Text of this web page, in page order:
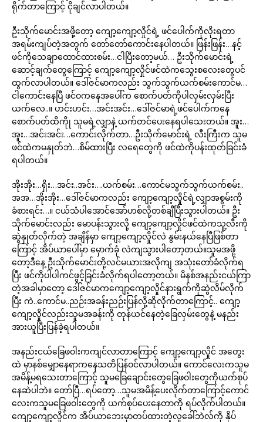
ရိုက်တာကြောင့် ငိုချင်လာပါတယ်။
ဦးသိုက်မောင်းအဖို့တော့ ကျော့ကျော့လှိုင်ရဲ့ ဖင်ပေါက်ကိုလိုးရတာ
အရမ်းကျပ်တဲ့အတွက် တော်တော်ကောင်းနေပါတယ်။ ဖြန်းဖြန်း…နင့်
ဖင်ကိုသေချာထောင်ထားစမ်း…ငါပြီးတော့မယ်… ဦးသိုက်မောင်းရဲ့
ဆောင့်ချက်တွေကြောင့် ကျော့ကျော့လှိုင်ဖင်ထဲကသွေးစလေးတွေပင်
ထွက်လာပါတယ်။ ဒေါ်ဇင်မာကလည်း သွက်သွက်ယက်စမ်းကောင်မ…
ငါကောင်းနေပြီ ဖင်ဝကနေအပေါ်က စောက်ပတ်ကိုပါလှမ်းလှမ်းပြီး
ယက်လေ..။ ဟင်းဟင်း…အင်းအင်း…ဒေါ်ဇင်မာရဲ့ဖင်ပေါက်ကနေ
စောက်ပတ်ထိကိုု သူမရဲ့လျှာနဲ့ ယက်တင်ပေးနေရပါသေးတယ်။ အူး…
အူး…အင်းအင်း…ကောင်းလိုက်တာ…ဦးသိုက်မောင်းရဲ့ လီးကြီးက သူမ
ဖင်ထဲကမနှုတ်ဘဲ…စိမ်ထားပြီး လရေတွေကို ဖင်ထဲကိုပန်းထုတ်ခြင်းခံ
ရပါတယ်။
အိုးအိုး…ရှိး…အင်း..အင်း….ယက်စမ်း…ကောင်မသွက်သွက်ယက်စမ်း..
အအ…အိုးအိုး…ဒေါ်ဇင်မာကလည်း ကျော့ကျော့လှိုင်ရဲ့လျှာအစွမ်းကို
ခံစားရင်း…။ ငယ်သံပါအောင်အော်ဟစ်လို့တစ်ချီပြီးသွားပါတယ်။ ဦး
သိုက်မောင်းလည်း မောပန်းသွားလို့ ကျော့ကျော့လှိုင်ဖင်ထဲကသူ့လီးကို
ဆွဲနှုတ်လိုက်တဲ့ အချိန်မှာ ကျော့ကျော့လှိုင်လဲ နွမ်းနယ်နေပြီဖြစ်တာ
ကြောင့် အိပ်ယာပေါ်မှာ မှောက်ခုံ လဲကျသွားပါတော့တယ်။သူမအဖို့
တော့ဒီနေ့ ဦးသိုက်မောင်းတို့လင်မယားအလိုကျ အသုံးတော်ခံလိုက်ရ
ပြီး ဖင်ကိုပါပါကင်ဖွင့်ခြင်းခံလိုက်ရပါတော့တယ်။ မိနစ်အနည်းငယ်ကြာ
တဲ့အခါမှာတော့ ဒေါ်ဇင်မာကကျော့ကျော့လှိုင်နားရွက်ကိုဆွဲလိမ်လိုက်
ပြီး ကဲ..ကောင်မ..ညဉ်းအခန်းညဉ်းပြန်လို့ဆိုလိုက်တာကြောင့်.. ကျော့
ကျော့လှိုင်လည်းသူမအခန်းကို တုန်ယင်နေတဲ့ခြေလှမ်းတွေနဲ့ မနည်း
အားယူပြီးပြန်ခဲ့ရပါတယ်။
အနည်းငယ်ခြေဖဝါးကကျင်လာတာကြောင့် ကျော့ကျော့လှိုင် အတွေး
ထဲ မှာနစ်မျှောနေရာကနေသတိပြန်ဝင်လာပါတယ်။ ကောင်လေးကသူမ
အမိန့်မရသေးတာကြောင့် သူမခြေချောင်းတွေခြေဖဝါးတွေကိုယက်စုပ်
နေဆဲပါဘဲ။ တော်ပြီ…ရပ်တော့…သူမအမိန့်ပေးလိုက်တာကြောင့်ကောင်
လေးကသူမခြေဖဝါးတွေကို ယက်စုပ်ပေးနေတာကို ရပ်လိုက်ပါတယ်။
ကျော့ကျော့လှိုင်က အိပ်ယာဘေးမှာတပ်ထားတဲ့လူခေါ်ဘဲလ်ကို နှိပ်